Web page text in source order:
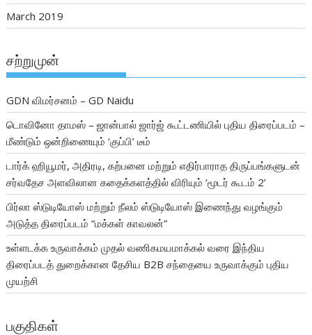
March 2019
சற்றுமுன்
GDN விமர்சனம் – GD Naidu
டொவினோ தாமஸ் – ஜான்பால் ஜார்ஜ் கூட்டணியில் புதிய திரைப்படம் –
மீண்டும் ஒன்றிணையும் ‘குப்பி’ டீம்
டார்க் ஹியூமர், அதிரடி, கற்பனை மற்றும் எதிர்பாராத திருப்பங்களுடன்
சர்வதேச அளவிலான கதைக்களத்தில் விரியும் ‘மூடர் கூடம் 2’
பிர்லா ஸ்டுடியோஸ் மற்றும் நீலம் ஸ்டுடியோஸ் இணைந்து வழங்கும்
அடுத்த திரைப்படம் “மக்கள் காவலன்”
உள்ளடக்க உருவாக்கம் முதல் வணிகமயமாக்கல் வரை இந்திய
திரைப்படத் துறைக்கான தேசிய B2B சந்தையை உருவாக்கும் புதிய
முயற்சி
பகுதிகள்